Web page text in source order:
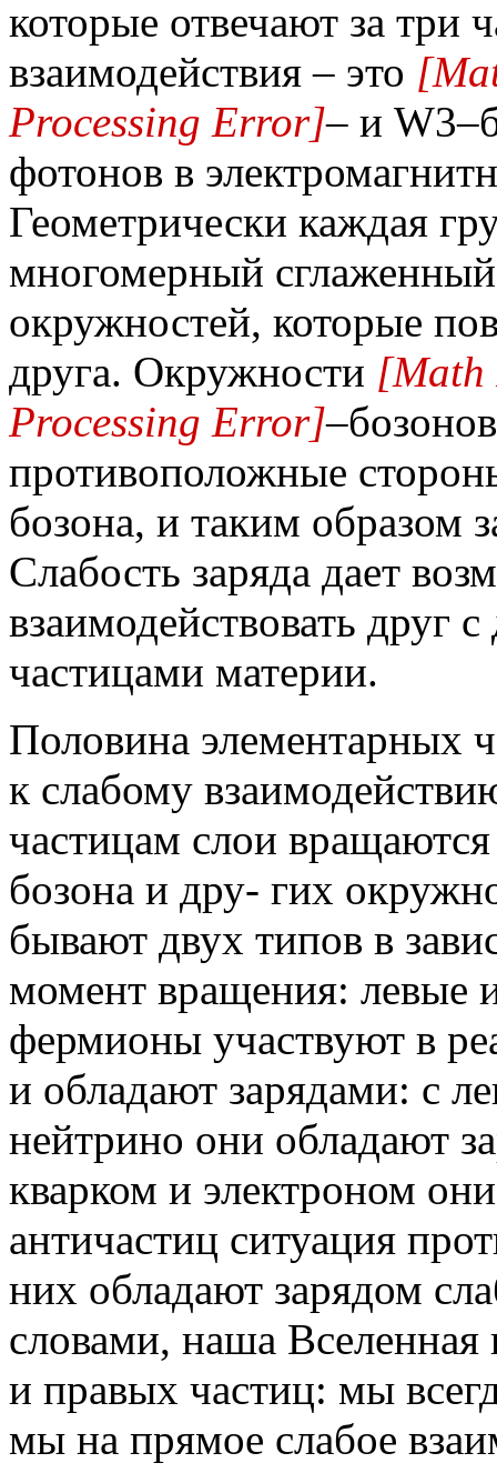
которые отвечают за три
взаимодействия – это
Processing Error]– и
фотонов в
Геометрически каждая
многомерный
окружностей, которые
друга. Окружности [Math
Processing Error]
противоположные
бозона, и таким образом
Слабость заряда дает
взаимодействовать друг
частицами материи.
Половина элементарных
к слабому
частицам слои
бозона и дру- гих
бывают двух типов в
момент вращения: левые
фермионы участвуют в
и обладают зарядами: с
нейтрино они обладают
кварком и электроном
античастиц ситуация
них обладают зарядом
словами, наша Вселенная
и правых частиц: мы
мы на прямое слабое